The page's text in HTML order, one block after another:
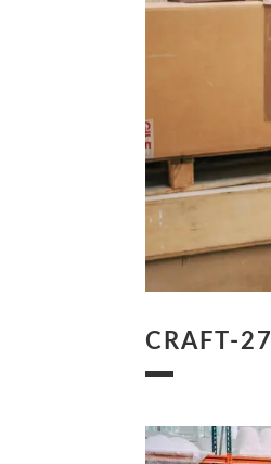
CRAFT-27